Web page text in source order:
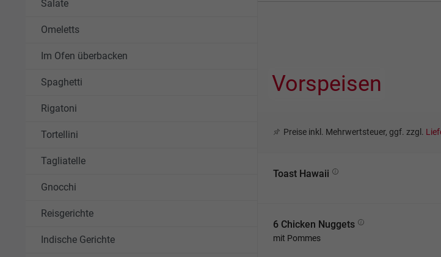
Salate
Omeletts
Im Ofen überbacken
Spaghetti
Rigatoni
Tortellini
Tagliatelle
Gnocchi
Reisgerichte
Indische Gerichte
Vorspeisen
Preise inkl. Mehrwertsteuer, ggf. zzgl.
Toast Hawaii
6 Chicken Nuggets
mit Pommes